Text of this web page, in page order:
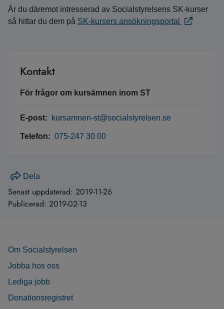
Är du däremot intresserad av Socialstyrelsens SK-kurser
så hittar du dem på SK-kursers ansökningsportal
Kontakt
För frågor om kursämnen inom ST
E-post: kursamnen-st@socialstyrelsen.se
Telefon: 075-247 30 00
Dela
Senast uppdaterad: 2019-11-26
Publicerad: 2019-02-13
Om Socialstyrelsen
Jobba hos oss
Lediga jobb
Donationsregistret